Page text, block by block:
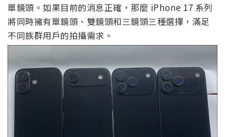
單鏡頭。如果目前的消息正確，那麼 iPhone 17 系列
將同時擁有單鏡頭、雙鏡頭和三鏡頭三種選擇，滿足
不同族群用戶的拍攝需求。